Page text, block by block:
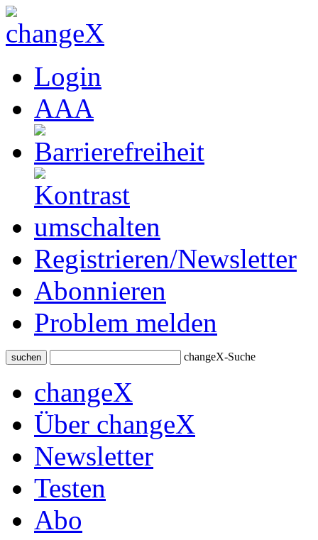
Login
AAA
Registrieren/Newsletter
Abonnieren
Problem melden
suchen changeX-Suche
changeX
Über changeX
Newsletter
Testen
Abo